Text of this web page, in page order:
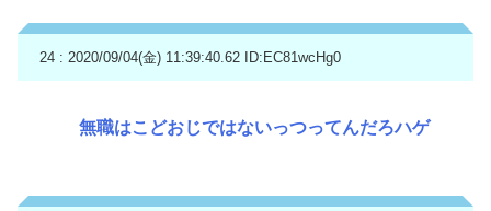
24 : 2020/09/04(金) 11:39:40.62 ID:EC81wcHg0
無職はこどおじではないっつってんだろハゲ